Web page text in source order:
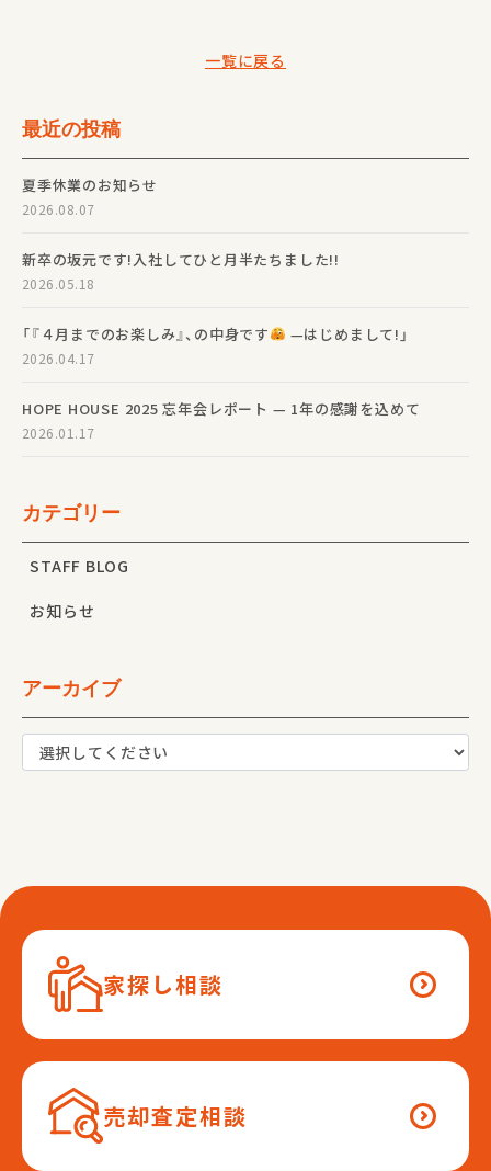
一覧に戻る
最近の投稿
夏季休業のお知らせ
2026.08.07
新卒の坂元です!入社してひと月半たちました!!
2026.05.18
「『４月までのお楽しみ』、の中身です —はじめまして!」
2026.04.17
HOPE HOUSE 2025 忘年会レポート — 1年の感謝を込めて
2026.01.17
カテゴリー
STAFF BLOG
お知らせ
アーカイブ
家探し相談
売却査定相談